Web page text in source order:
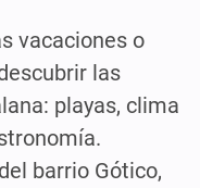
vacaciones o
las
playas, clima
barrio Gótico,